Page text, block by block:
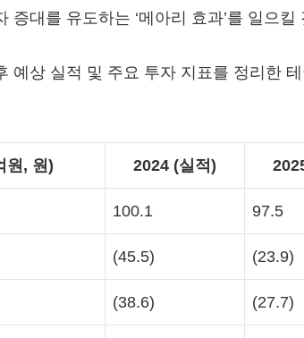
증대를 유도하는 ‘메아리 효과’를 일으킬
예상 실적 및 주요 투자 지표를 정리한
원, 원) 2024 (실적)
100.1 97.5
(45.5) (23.9)
(38.6) (27.7)